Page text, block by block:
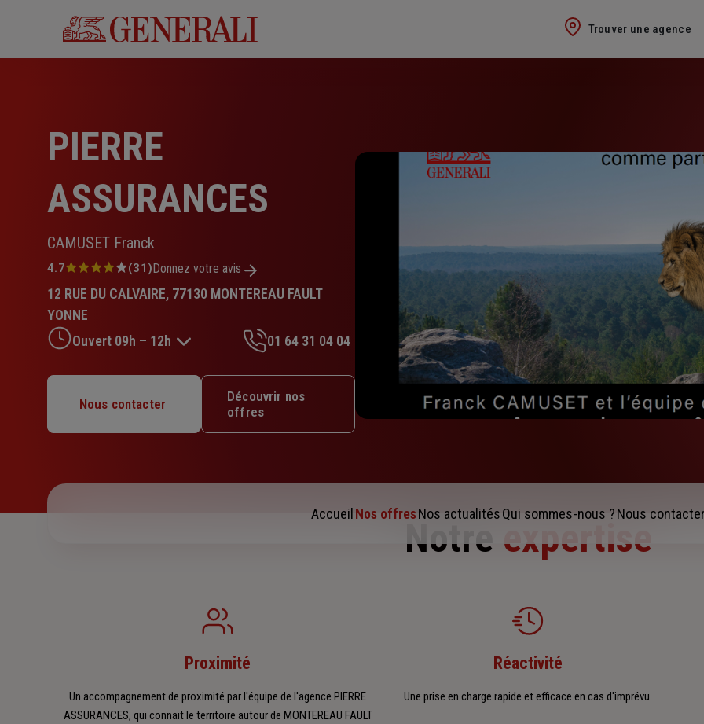
Trouver une agence
PIERRE
ASSURANCES
CAMUSET Franck
Note
4.7
sur
5
étoiles
4.7 (31)Donnez votre avis
12 RUE DU CALVAIRE, 77130 MONTEREAU FAULT
YONNE
Ouvert 09h – 12h
Mardi : 09h – 12h
Mercredi : 09h – 12h / 14h – 18h
Samedi : Fermé
01 64 31 04 04
Nous contacter
Découvrir nos
offres
Accueil Nos offresNos actualitésQui sommes-nous ?Nous contacter
Notre expertise
Proximité
Un accompagnement de proximité par l'équipe de l'agence PIERRE
ASSURANCES, qui connait le territoire autour de MONTEREAU FAULT
Réactivité
Une prise en charge rapide et efficace en cas d'imprévu.